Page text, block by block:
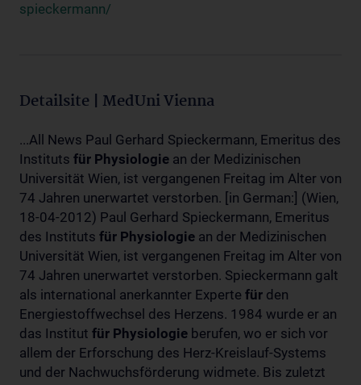
spieckermann/
Detailsite | MedUni Vienna
...All News Paul Gerhard Spieckermann, Emeritus des
Instituts für Physiologie an der Medizinischen
Universität Wien, ist vergangenen Freitag im Alter von
74 Jahren unerwartet verstorben. [in German:] (Wien,
18-04-2012) Paul Gerhard Spieckermann, Emeritus
des Instituts für Physiologie an der Medizinischen
Universität Wien, ist vergangenen Freitag im Alter von
74 Jahren unerwartet verstorben. Spieckermann galt
als international anerkannter Experte für den
Energiestoffwechsel des Herzens. 1984 wurde er an
das Institut für Physiologie berufen, wo er sich vor
allem der Erforschung des Herz-Kreislauf-Systems
und der Nachwuchsförderung widmete. Bis zuletzt